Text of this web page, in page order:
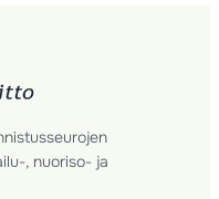
, nuoriso- ja